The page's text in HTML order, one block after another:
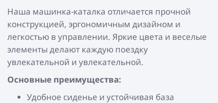
Наша машинка-каталка отличается прочной
конструкцией, эргономичным дизайном и
легкостью в управлении. Яркие цвета и веселые
элементы делают каждую поездку
увлекательной и увлекательной.
Основные преимущества:
Удобное сиденье и устойчивая база